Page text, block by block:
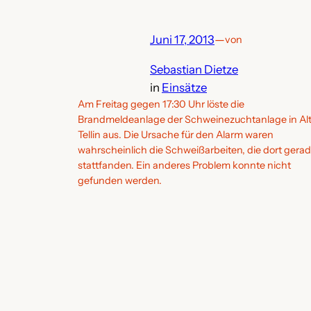
Juni 17, 2013—von
Sebastian Dietze
in Einsätze
Am Freitag gegen 17:30 Uhr löste die
Brandmeldeanlage der Schweinezuchtanlage in Alt
Tellin aus. Die Ursache für den Alarm waren
wahrscheinlich die Schweißarbeiten, die dort
stattfanden. Ein anderes Problem konnte nicht
gefunden werden.